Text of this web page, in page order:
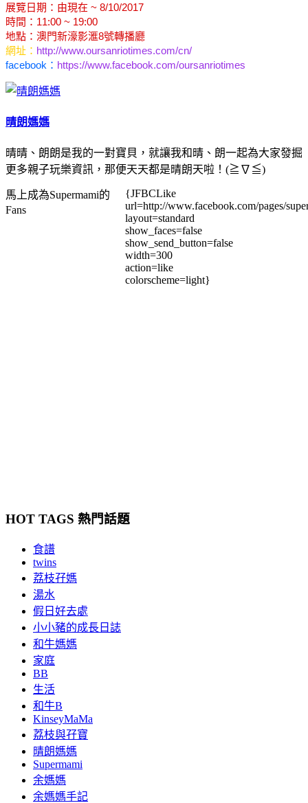
展覽日期：由現在 ~ 8/10/2017
時間：11:00 ~ 19:00
地點：澳門新濠影滙8號轉播廳
網址： http://www.oursanriotimes.com/cn/
facebook： https://www.facebook.com/oursanriotimes
晴朗媽媽
晴晴、朗朗是我的一對寶貝，就讓我和晴、朗一起為大家發掘
更多親子玩樂資訊，那便天天都是晴朗天啦！(≧∇≦)
馬上成為Supermami的
Fans
{JFBCLike
url=http://www.facebook.com/pages/
layout=standard
show_faces=false
show_send_button=false
width=300
action=like
colorscheme=light}
HOT TAGS 熱門話題
食譜
twins
荔枝孖媽
湯水
假日好去處
小小豬的成長日誌
和牛媽媽
家庭
BB
生活
和牛B
KinseyMaMa
荔枝與孖寶
晴朗媽媽
Supermami
余媽媽
余媽媽手記